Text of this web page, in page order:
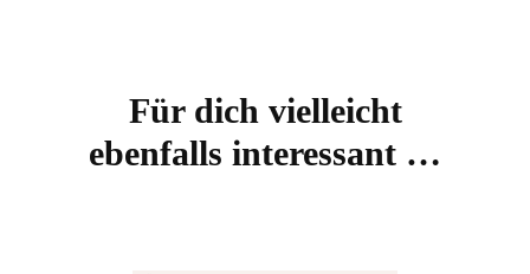
Für dich vielleicht
ebenfalls interessant …